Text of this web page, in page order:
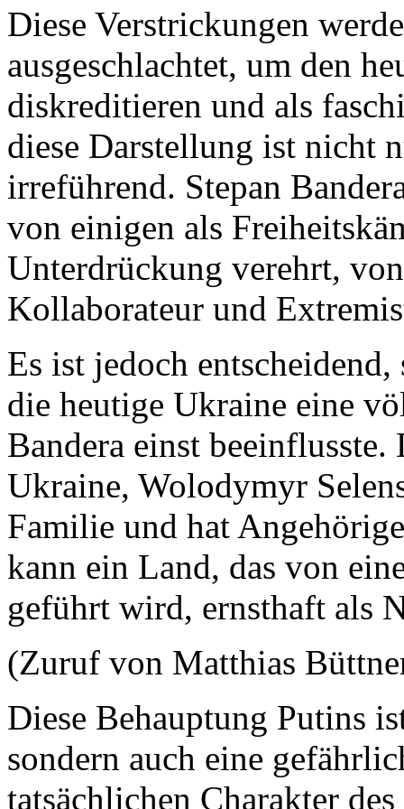
Diese Verstrickungen
ausgeschlachtet, um den
diskreditieren und als
diese Darstellung ist nicht
irreführend. Stepan
von einigen als
Unterdrückung verehrt,
Kollaborateur und
Es ist jedoch
die heutige Ukraine eine
Bandera einst
Ukraine, Wolodymyr
Familie und hat
kann ein Land, das von
geführt wird, ernsthaft als
(Zuruf von Matthias
Diese Behauptung Putins
sondern auch eine
tatsächlichen Charakter